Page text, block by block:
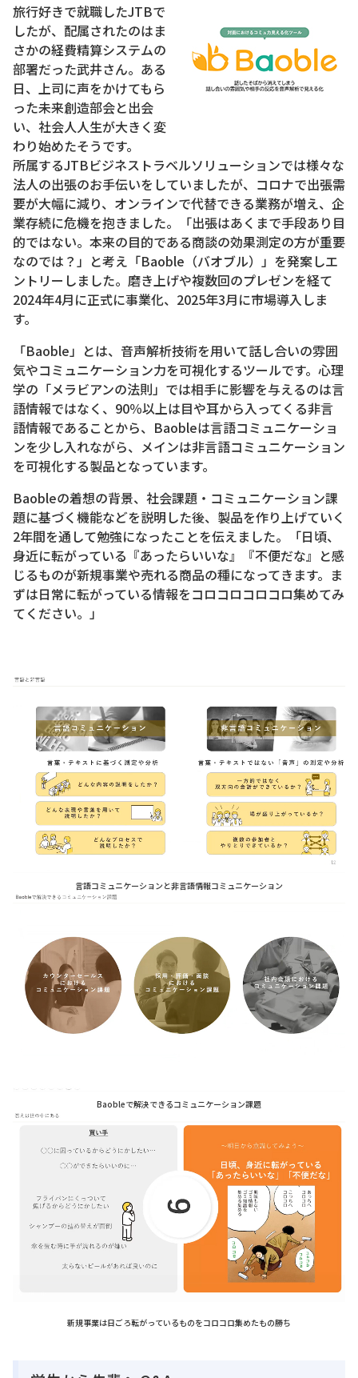
旅行好きで就職したJTBで
したが、配属されたのはま
さかの経費精算システムの
部署だった武井さん。ある
日、上司に声をかけてもら
った未来創造部会と出会
い、社会人人生が大きく変
わり始めたそうです。
所属するJTBビジネストラベルソリューションでは様々な
法人の出張のお手伝いをしていましたが、コロナで出張需
要が大幅に減り、オンラインで代替できる業務が増え、企
業存続に危機を抱きました。「出張はあくまで手段あり目
的ではない。本来の目的である商談の効果測定の方が重要
なのでは？」と考え「Baoble（バオブル）」を発案しエ
ントリーしました。磨き上げや複数回のプレゼンを経て
2024年4月に正式に事業化、2025年3月に市場導入しま
す。
「Baoble」とは、音声解析技術を用いて話し合いの雰囲
気やコミュニケーション力を可視化するツールです。心理
学の「メラビアンの法則」では相手に影響を与えるのは言
語情報ではなく、90％以上は目や耳から入ってくる非言
語情報であることから、Baobleは言語コミュニケーショ
ンを少し入れながら、メインは非言語コミュニケーション
を可視化する製品となっています。
Baobleの着想の背景、社会課題・コミュニケーション課
題に基づく機能などを説明した後、製品を作り上げていく
2年間を通して勉強になったことを伝えました。「日頃、
身近に転がっている『あったらいいな』『不便だな』と感
じるものが新規事業や売れる商品の種になってきます。ま
ずは日常に転がっている情報をコロコロコロコロ集めてみ
てください。」
言語コミュニケーションと非言語情報コミュニケーション
Baobleで解決できるコミュニケーション課題
新規事業は日ごろ転がっているものをコロコロ集めたもの勝ち